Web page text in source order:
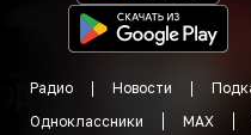
Радио Новости
Одноклассники
MAX